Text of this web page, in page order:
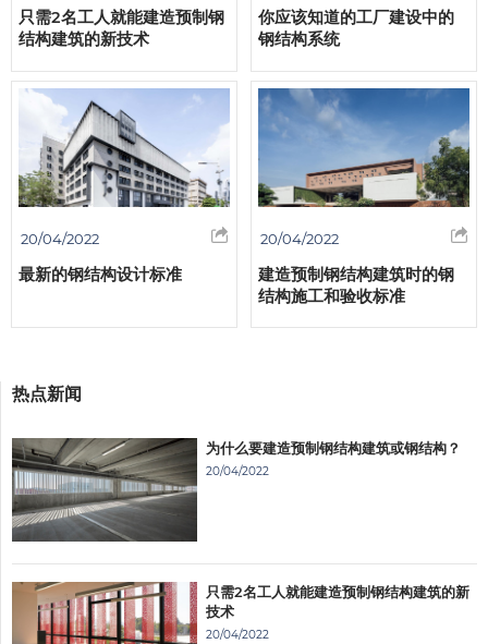
只需2名工人就能建造预制钢
结构建筑的新技术
你应该知道的工厂建设中的
钢结构系统
20/04/2022
最新的钢结构设计标准
20/04/2022
建造预制钢结构建筑时的钢
结构施工和验收标准
热点新闻
为什么要建造预制钢结构建筑或钢结构？
20/04/2022
只需2名工人就能建造预制钢结构建筑的新
技术
20/04/2022